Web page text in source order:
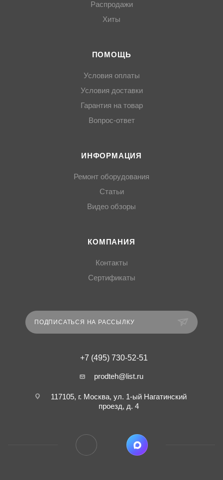
Распродажи
Хиты
ПОМОЩЬ
Условия оплаты
Условия доставки
Гарантия на товар
Вопрос-ответ
ИНФОРМАЦИЯ
Ремонт оборудования
Статьи
Видео обзоры
КОМПАНИЯ
Контакты
Сертификаты
ПОДПИСАТЬСЯ НА РАССЫЛКУ
+7 (495) 730-52-51
prodteh@list.ru
117105, г. Москва, ул. 1-ый Нагатинский
проезд, д. 4